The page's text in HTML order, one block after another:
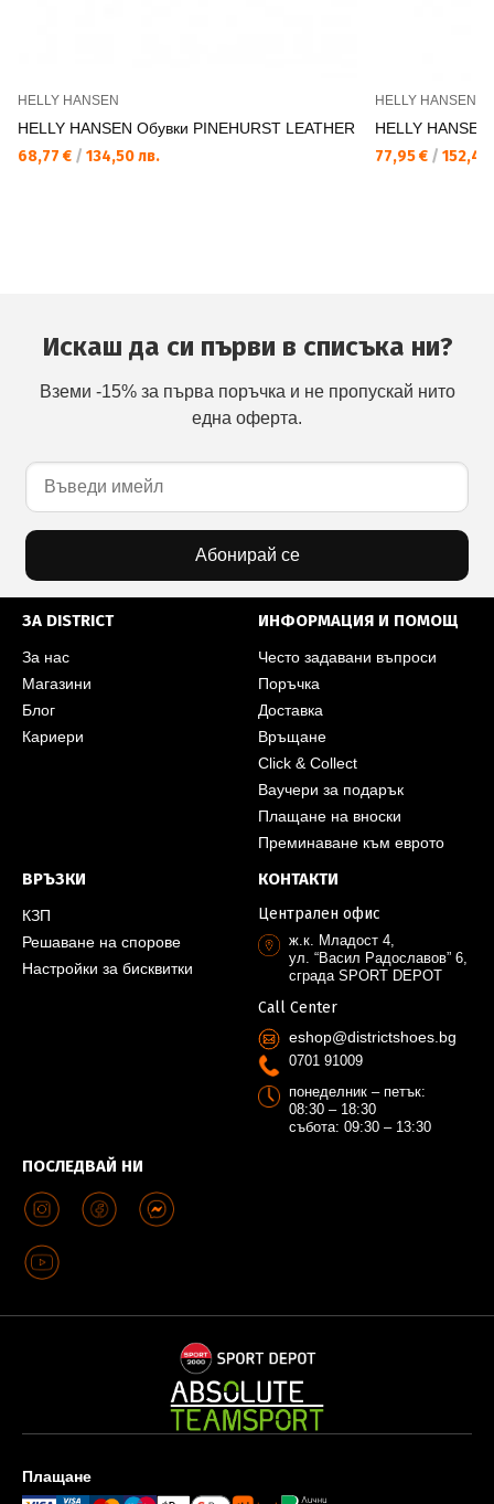
HELLY HANSEN
HELLY HANSEN Обувки PINEHURST LEATHER
68,77 € / 134,50 лв.
HELLY HANSEN
HELLY
77,95 € / 152,46
Искаш да си първи в списъка ни?
Вземи -15% за първа поръчка и не пропускай нито
една оферта.
Абонирай се
ЗА DISTRICT
За нас
Магазини
Блог
Кариери
ИНФОРМАЦИЯ И ПОМОЩ
Често задавани въпроси
Поръчка
Доставка
Връщане
Click & Collect
Ваучери за подарък
Плащане на вноски
Преминаване към еврото
ВРЪЗКИ
КЗП
Решаване на спорове
Настройки за бисквитки
ПОСЛЕДВАЙ НИ
КОНТАКТИ
Централен офис
ж.к. Младост 4,
ул. “Васил Радославов” 6,
сграда SPORT DEPOT
Call Center
eshop@districtshoes.bg
0701 91009
понеделник – петък:
08:30 – 18:30
събота: 09:30 – 13:30
Плащане